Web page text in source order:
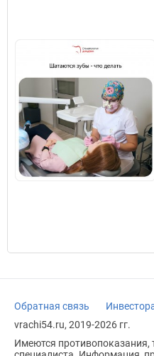
Обратная связь
vrachi54.ru, 2019-2026 гг.
Имеются противопоказания,